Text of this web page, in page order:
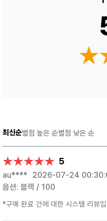
최신순별점 높은 순별점 낮은 순
★★★★★
★★★★★ 5
au**** 2026-07-24
옵션: 블랙 / 100
*구매 완료 건에 대한 시스템 리뷰